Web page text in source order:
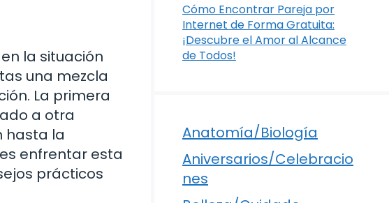
la situación
una mezcla
La primera
a otra
hasta la
enfrentar esta
prácticos
Cómo Encontrar Pareja por
Internet de Forma Gratuita:
¡Descubre el Amor al Alcance
de Todos!
Anatomía/Biología
Aniversarios/Celebracio
nes